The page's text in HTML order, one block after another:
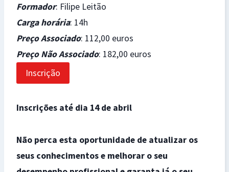
Formador: Filipe Leitão
Carga horária: 14h
Preço Associado: 112,00 euros
Preço Não Associado: 182,00 euros
Inscrição
Inscrições até dia 14 de abril
Não perca esta oportunidade de atualizar os
seus conhecimentos e melhorar o seu